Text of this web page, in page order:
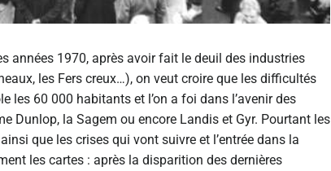
années 1970, après avoir fait le deuil des industries
les Fers creux…), on veut croire que les difficultés
les 60 000 habitants et l’on a foi dans l’avenir des
Dunlop, la Sagem ou encore Landis et Gyr. Pourtant les
que les crises qui vont suivre et l’entrée dans la
les cartes : après la disparition des dernières